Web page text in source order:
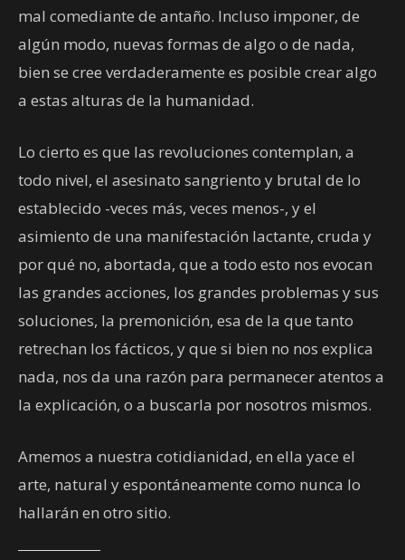
mal comediante de antaño. Incluso imponer, de
algún modo, nuevas formas de algo o de nada,
bien se cree verdaderamente es posible crear algo
a estas alturas de la humanidad.
Lo cierto es que las revoluciones contemplan, a
todo nivel, el asesinato sangriento y brutal de lo
establecido -veces más, veces menos-, y el
asimiento de una manifestación lactante, cruda y
por qué no, abortada, que a todo esto nos evocan
las grandes acciones, los grandes problemas y sus
soluciones, la premonición, esa de la que tanto
retrechan los fácticos, y que si bien no nos explica
nada, nos da una razón para permanecer atentos a
la explicación, o a buscarla por nosotros mismos.
Amemos a nuestra cotidianidad, en ella yace el
arte, natural y espontáneamente como nunca lo
hallarán en otro sitio.